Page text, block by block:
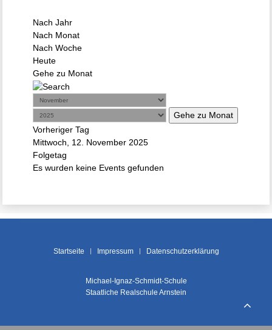
Nach Jahr
Nach Monat
Nach Woche
Heute
Gehe zu Monat
Gehe zu Monat
Vorheriger Tag
Mittwoch, 12. November 2025
Folgetag
Es wurden keine Events gefunden
Startseite Impressum Datenschutzerklärung
Michael-Ignaz-Schmidt-Schule
Staatliche Realschule Arnstein